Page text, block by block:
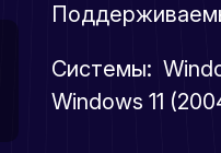
Системы:
Windows 11